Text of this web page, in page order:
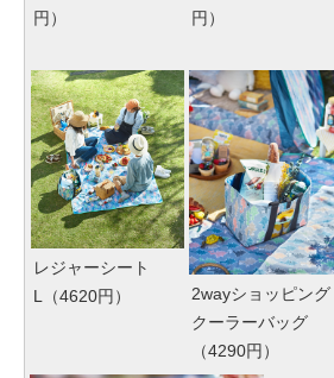
円）
円）
レジャーシート
L（4620円）
2wayショッピング
クーラーバッグ
（4290円）